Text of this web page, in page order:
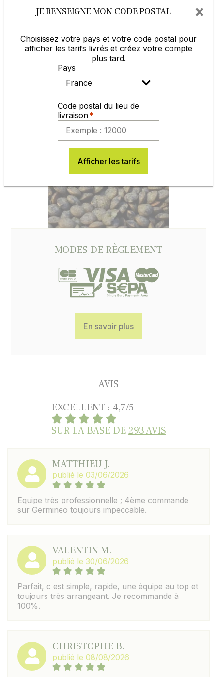
Contactez-nous
Vous aimerez aussi
MODES DE RÈGLEMENT
En savoir plus
AVIS
EXCELLENT : 4,7/5
SUR LA BASE DE293 AVIS
MATTHIEU J.
publié le 03/06/2026
Equipe très professionnelle ; 4ème commande
sur Germineo toujours impeccable.
VALENTIN M.
publié le 30/06/2026
Parfait, c est simple, rapide, une équipe au top et
toujours très arrangeant. Je recommande à
100%.
CHRISTOPHE B.
publié le 08/08/2026
JE RENSEIGNE MON CODE POSTAL ×
Choisissez votre pays et votre code postal pour
afficher les tarifs livrés et créez votre compte
plus tard.
Pays
Code postal du lieu de
livraison
Afficher les tarifs